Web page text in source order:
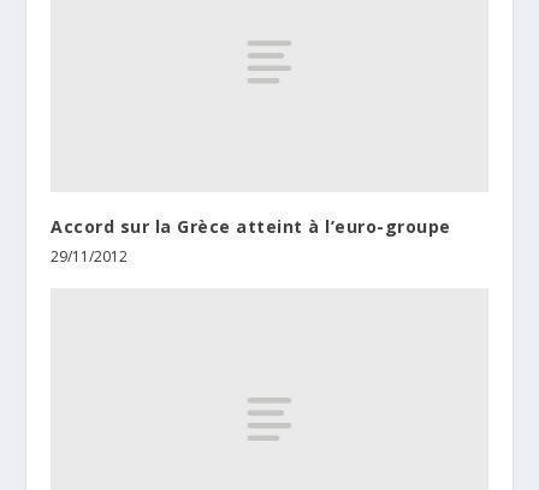
Accord sur la Grèce atteint à l’euro-groupe
29/11/2012